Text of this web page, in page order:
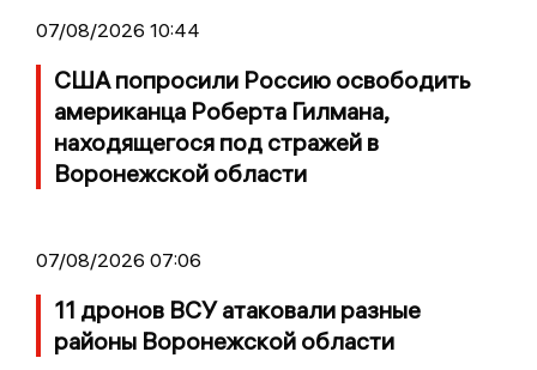
07/08/2026 10:44
США попросили Россию освободить
американца Роберта Гилмана,
находящегося под стражей в
Воронежской области
07/08/2026 07:06
11 дронов ВСУ атаковали разные
районы Воронежской области